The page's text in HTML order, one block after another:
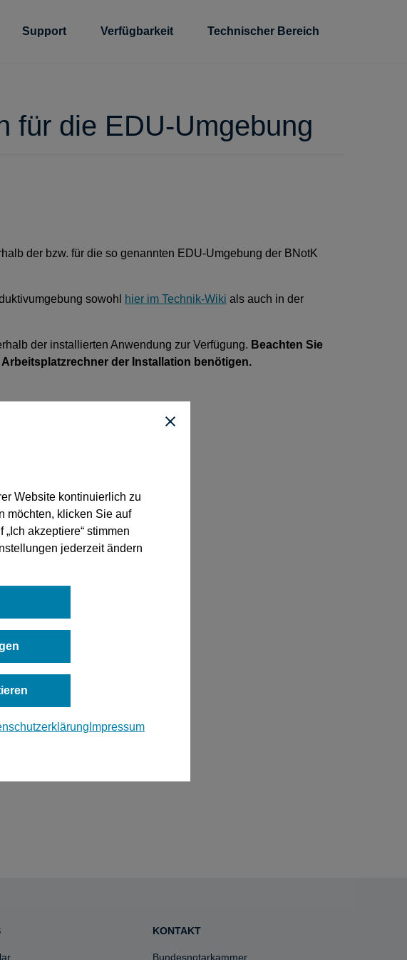
Website kontinuierlich zu
möchten, klicken Sie auf
akzeptiere“ stimmen
jederzeit ändern
Impressum
Support Verfügbarkeit Technischer Bereich
für die EDU-Umgebung
der bzw. für die so genannten EDU-Umgebung der BNotK
sowohl hier im Technik-Wiki als auch in der
der installierten Anwendung zur Verfügung. Beachten Sie
der Installation benötigen.
KONTAKT
Bundesnotarkammer